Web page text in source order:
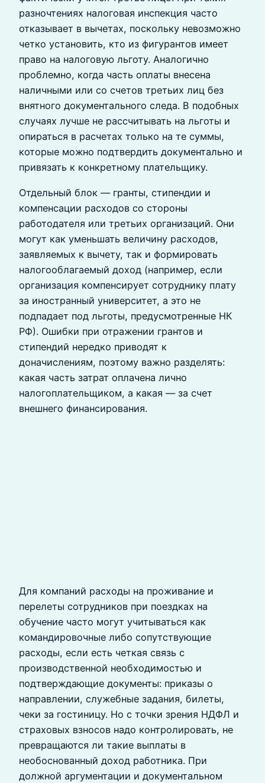
разночтениях налоговая инспекция часто
отказывает в вычетах, поскольку невозможно
четко установить, кто из фигурантов имеет
право на налоговую льготу. Аналогично
проблемно, когда часть оплаты внесена
наличными или со счетов третьих лиц без
внятного документального следа. В подобных
случаях лучше не рассчитывать на льготы и
опираться в расчетах только на те суммы,
которые можно подтвердить документально и
привязать к конкретному плательщику.
Отдельный блок — гранты, стипендии и
компенсации расходов со стороны
работодателя или третьих организаций. Они
могут как уменьшать величину расходов,
заявляемых к вычету, так и формировать
налогооблагаемый доход (например, если
организация компенсирует сотруднику плату
за иностранный университет, а это не
подпадает под льготы, предусмотренные НК
РФ). Ошибки при отражении грантов и
стипендий нередко приводят к
доначислениям, поэтому важно разделять:
какая часть затрат оплачена лично
налогоплательщиком, а какая — за счет
внешнего финансирования.
Для компаний расходы на проживание и
перелеты сотрудников при поездках на
обучение часто могут учитываться как
командировочные либо сопутствующие
расходы, если есть четкая связь с
производственной необходимостью и
подтверждающие документы: приказы о
направлении, служебные задания, билеты,
чеки за гостиницу. Но с точки зрения НДФЛ и
страховых взносов надо контролировать, не
превращаются ли такие выплаты в
необоснованный доход работника. При
должной аргументации и документальном